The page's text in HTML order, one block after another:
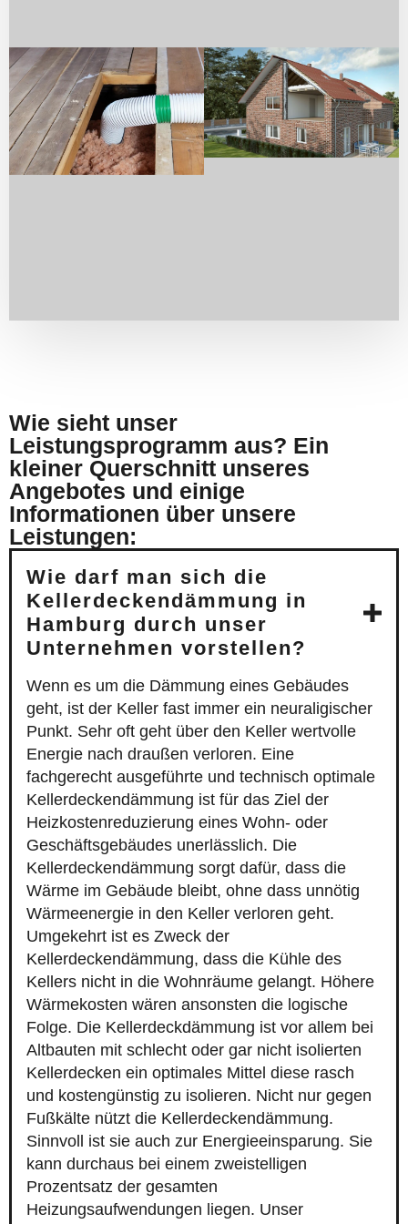
Wie sieht unser
Leistungsprogramm aus? Ein
kleiner Querschnitt unseres
Angebotes und einige
Informationen über unsere
Leistungen:
Wie darf man sich die
Kellerdeckendämmung in
Hamburg durch unser
Unternehmen vorstellen?
Wenn es um die Dämmung eines Gebäudes
geht, ist der Keller fast immer ein neuraligischer
Punkt. Sehr oft geht über den Keller wertvolle
Energie nach draußen verloren. Eine
fachgerecht ausgeführte und technisch optimale
Kellerdeckendämmung ist für das Ziel der
Heizkostenreduzierung eines Wohn- oder
Geschäftsgebäudes unerlässlich. Die
Kellerdeckendämmung sorgt dafür, dass die
Wärme im Gebäude bleibt, ohne dass unnötig
Wärmeenergie in den Keller verloren geht.
Umgekehrt ist es Zweck der
Kellerdeckendämmung, dass die Kühle des
Kellers nicht in die Wohnräume gelangt. Höhere
Wärmekosten wären ansonsten die logische
Folge. Die Kellerdeckdämmung ist vor allem bei
Altbauten mit schlecht oder gar nicht isolierten
Kellerdecken ein optimales Mittel diese rasch
und kostengünstig zu isolieren. Nicht nur gegen
Fußkälte nützt die Kellerdeckendämmung.
Sinnvoll ist sie auch zur Energieeinsparung. Sie
kann durchaus bei einem zweistelligen
Prozentsatz der gesamten
Heizungsaufwendungen liegen. Unser